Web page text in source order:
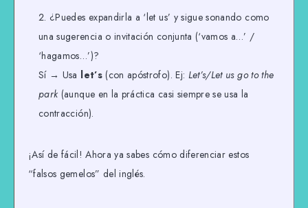
¿Puedes expandirla a ‘let us’ y sigue sonando como
una sugerencia o invitación conjunta (‘vamos a…’ /
‘hagamos…’)?
Sí → Usa let’s(con apóstrofo). Ej: Let’s/Let us go to the
park (aunque en la práctica casi siempre se usa la
contracción).
¡Así de fácil! Ahora ya sabes cómo diferenciar estos
“falsos gemelos” del inglés.